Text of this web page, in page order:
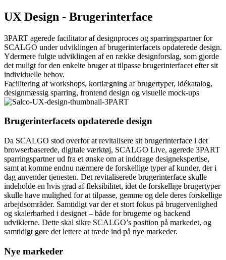
UX Design - Brugerinterface
3PART agerede facilitator af designproces og sparringspartner for
SCALGO under udviklingen af brugerinterfacets opdaterede design.
Ydermere fulgte udviklingen af en række designforslag, som gjorde
det muligt for den enkelte bruger at tilpasse brugerinterfacet efter sit
individuelle behov.
Facilitering af workshops, kortlægning af brugertyper, idékatalog,
designmæssig sparring, frontend design og visuelle mock-ups
Brugerinterfacets opdaterede design
Da SCALGO stod overfor at revitalisere sit brugerinterface i det
browserbaserede, digitale værktøj, SCALGO Live, agerede 3PART
sparringspartner ud fra et ønske om at inddrage designekspertise,
samt at komme endnu nærmere de forskellige typer af kunder, der i
dag anvender tjenesten. Det revitaliserede brugerinterface skulle
indeholde en hvis grad af fleksibilitet, idet de forskellige brugertyper
skulle have mulighed for at tilpasse, gemme og dele deres forskellige
arbejdsområder. Samtidigt var der et stort fokus på brugervenlighed
og skalerbarhed i designet – både for brugerne og backend
udviklerne. Dette skal sikre SCALGO’s position på markedet, og
samtidigt gøre det lettere at træde ind på nye markeder.
Nye markeder